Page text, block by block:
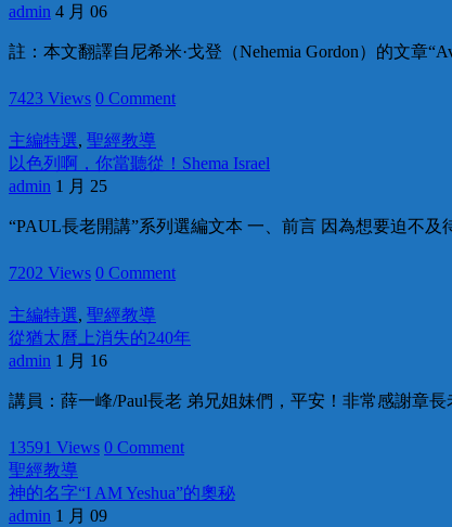
admin 4 月 06
註：本文翻譯自尼希米·戈登（Nehemia Gordon）的文章
7423 Views 0 Comment
主編特選, 聖經教導
以色列啊，你當聽從！Shema Israel
admin 1 月 25
“PAUL長老開講”系列選編文本 一、前言 因為想要迫不
7202 Views 0 Comment
主編特選, 聖經教導
從猶太曆上消失的240年
admin 1 月 16
講員：薛一峰/Paul長老 弟兄姐妹們，平安！非常感謝章
13591 Views 0 Comment
聖經教導
神的名字“I AM Yeshua”的奧秘
admin 1 月 09